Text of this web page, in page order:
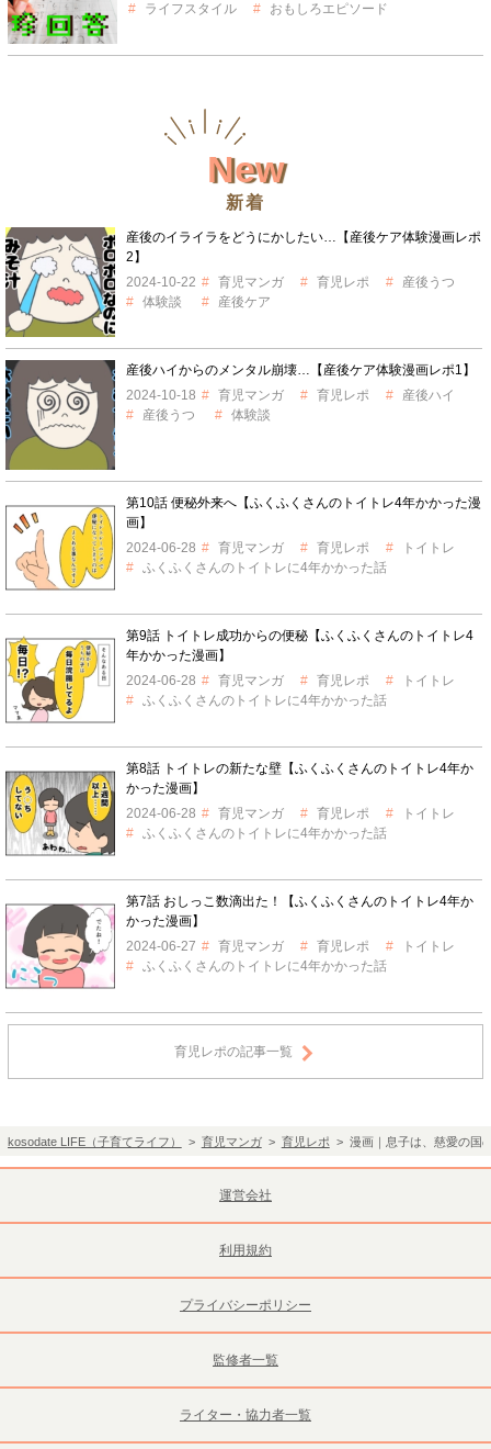
ライフスタイル
おもしろエピソード
New
新着
産後のイライラをどうにかしたい…【産後ケア体験漫画レポ
2】
2024-10-22
育児マンガ 育児レポ
産後うつ
体験談
産後ケア
産後ハイからのメンタル崩壊…【産後ケア体験漫画レポ1】
2024-10-18
育児マンガ 育児レポ
産後ハイ
産後うつ
体験談
第10話 便秘外来へ【ふくふくさんのトイトレ4年かかった漫
画】
2024-06-28
育児マンガ 育児レポ
トイトレ
ふくふくさんのトイトレに4年かかった話
第9話 トイトレ成功からの便秘【ふくふくさんのトイトレ4
年かかった漫画】
2024-06-28
育児マンガ 育児レポ
トイトレ
ふくふくさんのトイトレに4年かかった話
第8話 トイトレの新たな壁【ふくふくさんのトイトレ4年か
かった漫画】
2024-06-28
育児マンガ 育児レポ
トイトレ
ふくふくさんのトイトレに4年かかった話
第7話 おしっこ数滴出た！【ふくふくさんのトイトレ4年か
かった漫画】
2024-06-27
育児マンガ 育児レポ
トイトレ
ふくふくさんのトイトレに4年かかった話
育児レポの記事一覧
kosodate LIFE（子育てライフ） > 育児マンガ> 育児レポ > 漫画｜息子は、慈愛の国
運営会社
利用規約
プライバシーポリシー
監修者一覧
ライター・協力者一覧